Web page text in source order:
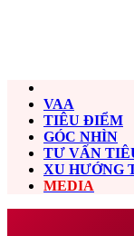
VAA
TIÊU ĐIỂM
GÓC NHÌN
TƯ VẤN
XU HƯỚNG
MEDIA